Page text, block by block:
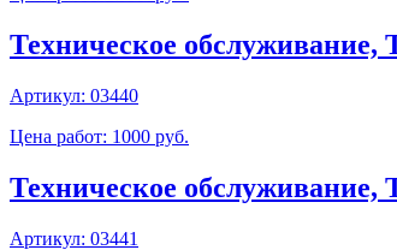
Техническое
Артикул: 03440
Цена работ: 1000 руб.
Техническое
Артикул: 03441